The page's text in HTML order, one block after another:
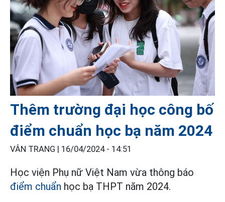
Thêm trường đại học công bố
điểm chuẩn học bạ năm 2024
VÂN TRANG | 16/04/2024 - 14:51
Học viện Phụ nữ Việt Nam vừa thông báo
điểm chuẩn học bạ THPT năm 2024.